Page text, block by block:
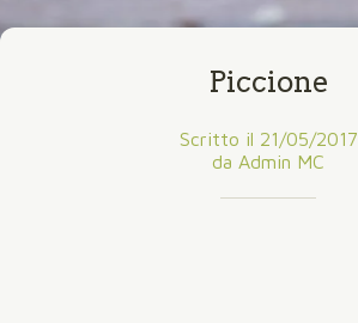
Piccione
Scritto il 21/05/2017
da Admin MC